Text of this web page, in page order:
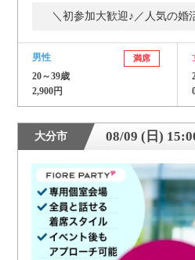
＼初参加大歓迎♪／人気の婚
男性 満席
20～39歳
2,900円
大分市 08/09 (日)